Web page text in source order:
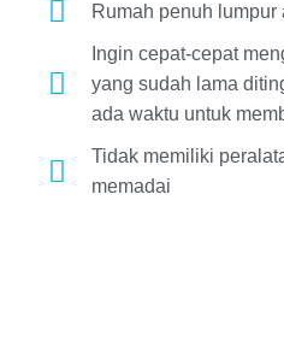
Rumah penuh lumpur
Ingin cepat-cepat
yang sudah lama
ada waktu untuk
Tidak memiliki
memadai